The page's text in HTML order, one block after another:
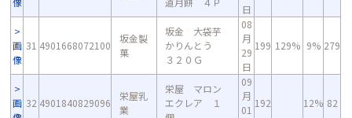
日
画
像
31 4901668072100
坂金製
菓
坂金 大袋芋
かりんとう
３２０Ｇ
08
月
29
日
199 129% 9% 279
画 32 4901840829096
栄屋乳
業
栄屋 マロン
エクレア １
09
月
01
192 12% 82